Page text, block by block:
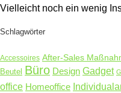
Vielleicht noch ein wenig
Schlagwörter
Accessoires After-Sales
Beutel Büro Design Gadget
office Homeoffice